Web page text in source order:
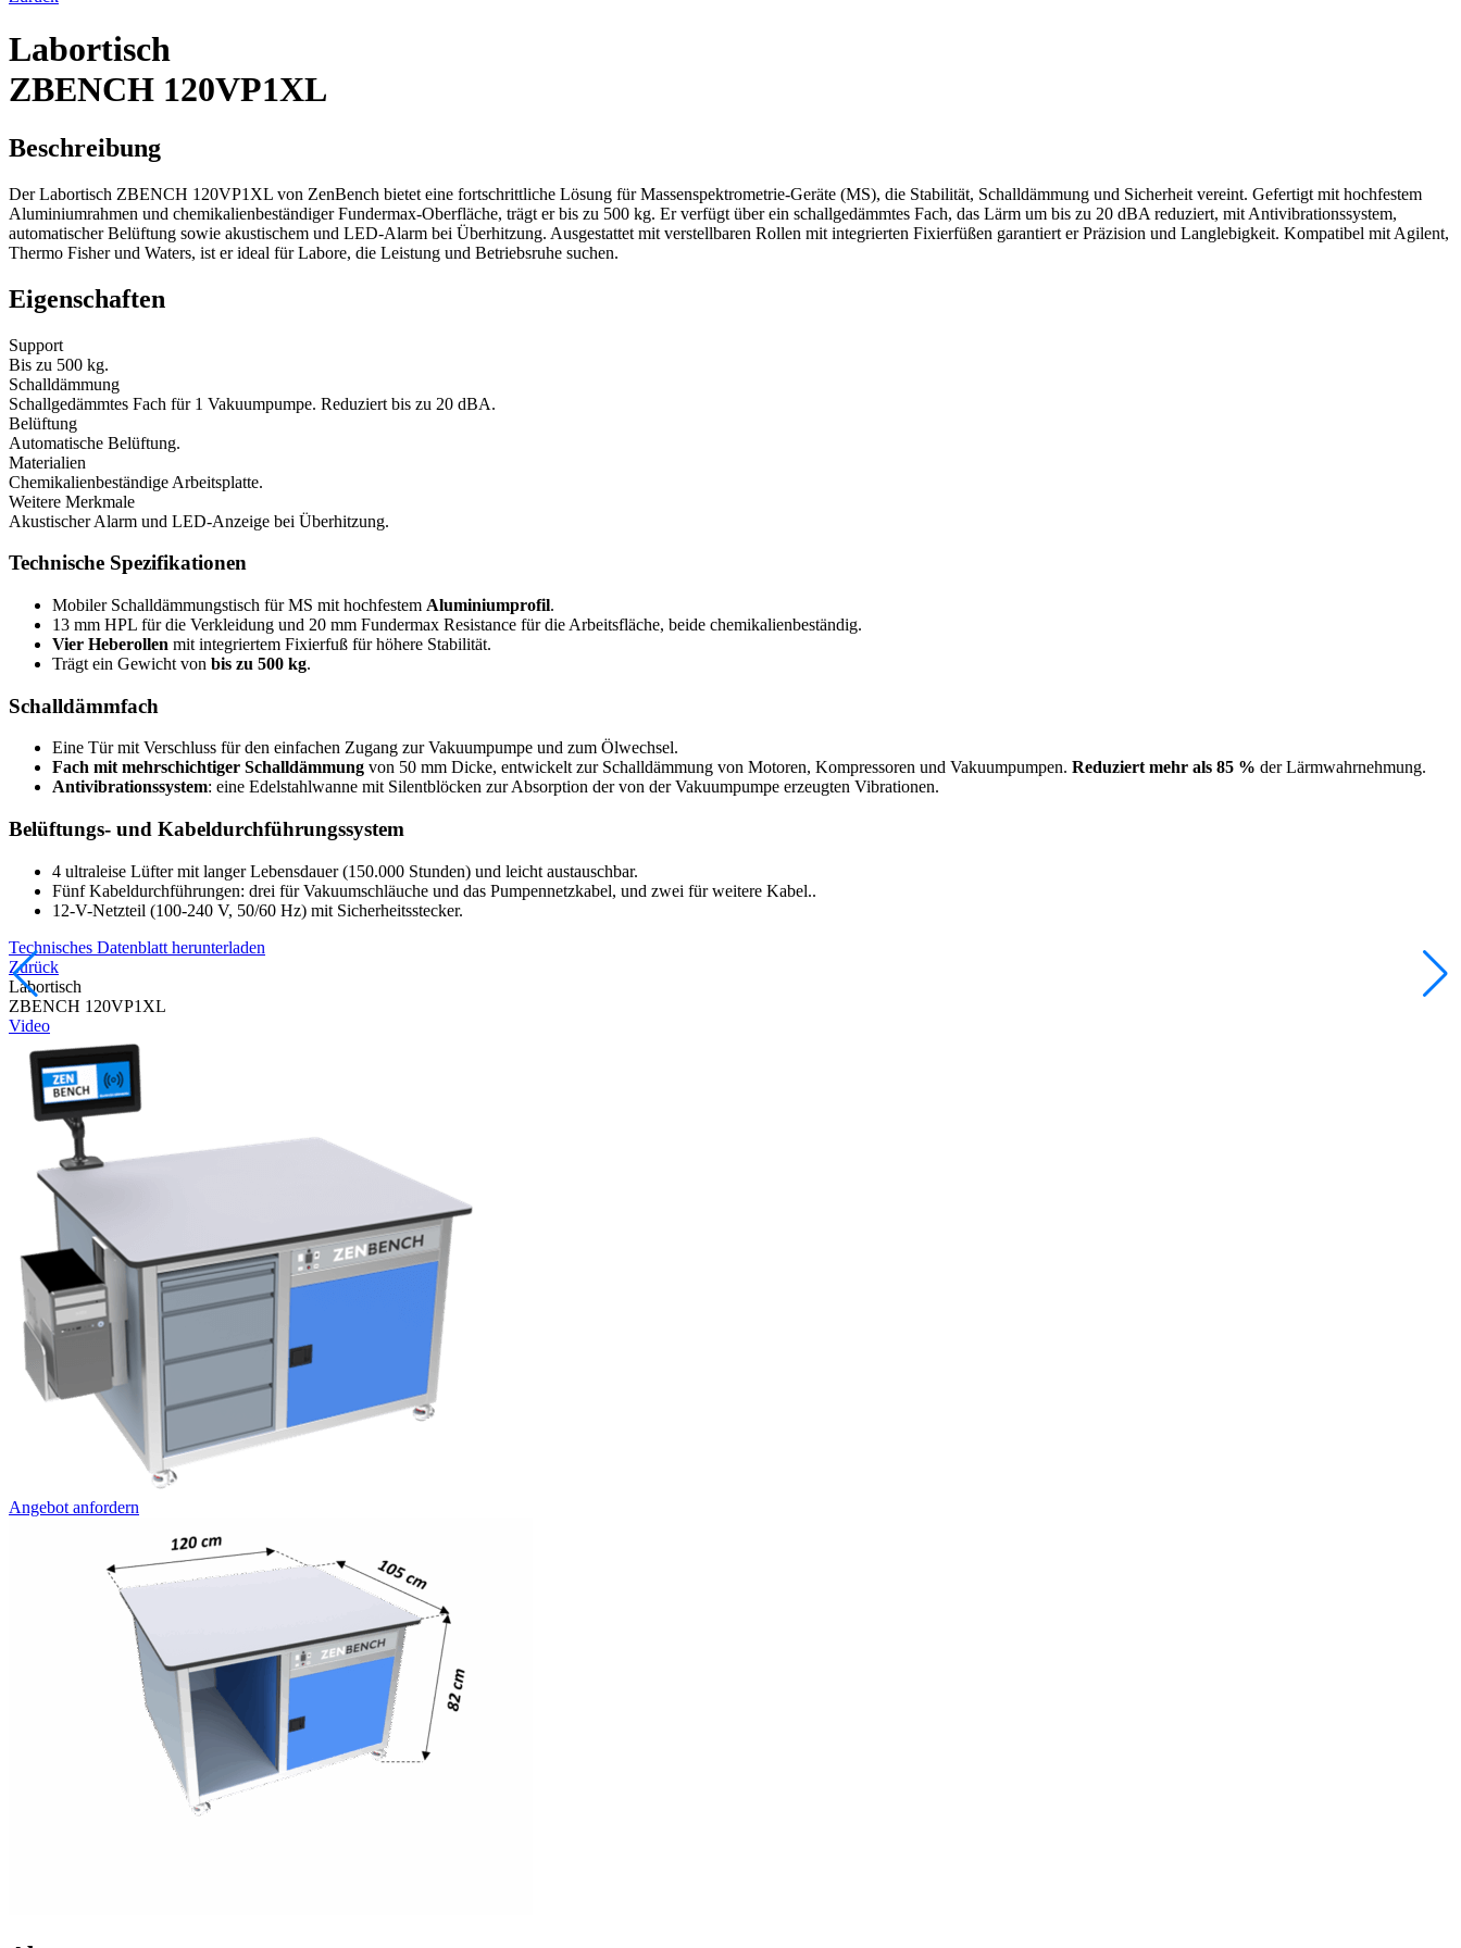
Labortisch
ZBENCH 120VP1XL
Beschreibung
Der Labortisch ZBENCH 120VP1XL von ZenBench bietet eine fortschrittliche Lösung für Massenspektrometrie-Geräte (MS), die Stabilität, Schalldämmung und Sicherheit vereint. Gefertigt mit hochfestem
Aluminiumrahmen und chemikalienbeständiger Fundermax-Oberfläche, trägt er bis zu 500 kg. Er verfügt über ein schallgedämmtes Fach, das Lärm um bis zu 20 dBA reduziert, mit Antivibrationssystem,
automatischer Belüftung sowie akustischem und LED-Alarm bei Überhitzung. Ausgestattet mit verstellbaren Rollen mit integrierten Fixierfüßen garantiert er Präzision und Langlebigkeit. Kompatibel mit Agilent,
Thermo Fisher und Waters, ist er ideal für Labore, die Leistung und Betriebsruhe suchen.
Eigenschaften
Support
Bis zu 500 kg.
Schalldämmung
Schallgedämmtes Fach für 1 Vakuumpumpe. Reduziert bis zu 20 dBA.
Belüftung
Automatische Belüftung.
Materialien
Chemikalienbeständige Arbeitsplatte.
Weitere Merkmale
Akustischer Alarm und LED-Anzeige bei Überhitzung.
Technische Spezifikationen
Mobiler Schalldämmungstisch für MS mit hochfestem Aluminiumprofil.
13 mm HPL für die Verkleidung und 20 mm Fundermax Resistance für die Arbeitsfläche, beide chemikalienbeständig.
Vier Heberollen mit integriertem Fixierfuß für höhere Stabilität.
Trägt ein Gewicht von bis zu 500 kg.
Schalldämmfach
Eine Tür mit Verschluss für den einfachen Zugang zur Vakuumpumpe und zum Ölwechsel.
Fach mit mehrschichtiger Schalldämmung von 50 mm Dicke, entwickelt zur Schalldämmung von Motoren, Kompressoren und Vakuumpumpen. Reduziert mehr als 85 % der Lärmwahrnehmung.
Antivibrationssystem: eine Edelstahlwanne mit Silentblöcken zur Absorption der von der Vakuumpumpe erzeugten Vibrationen.
Belüftungs- und Kabeldurchführungssystem
4 ultraleise Lüfter mit langer Lebensdauer (150.000 Stunden) und leicht austauschbar.
Fünf Kabeldurchführungen: drei für Vakuumschläuche und das Pumpennetzkabel, und zwei für weitere Kabel..
12-V-Netzteil (100-240 V, 50/60 Hz) mit Sicherheitsstecker.
Technisches Datenblatt herunterladen
Zurück
Labortisch
ZBENCH 120VP1XL
Video
Angebot anfordern